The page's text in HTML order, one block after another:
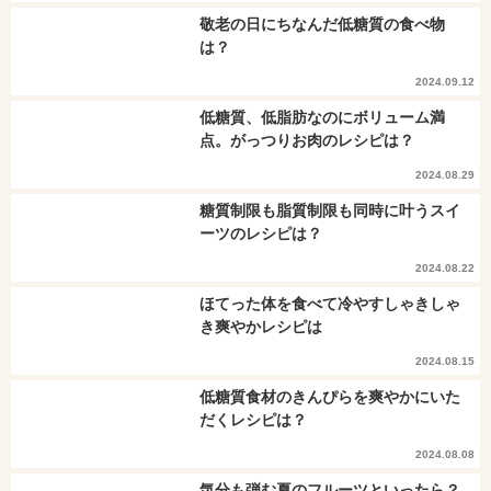
敬老の日にちなんだ低糖質の食べ物
は？
2024.09.12
低糖質、低脂肪なのにボリューム満
点。がっつりお肉のレシピは？
2024.08.29
糖質制限も脂質制限も同時に叶うスイ
ーツのレシピは？
2024.08.22
ほてった体を食べて冷やすしゃきしゃ
き爽やかレシピは
2024.08.15
低糖質食材のきんぴらを爽やかにいた
だくレシピは？
2024.08.08